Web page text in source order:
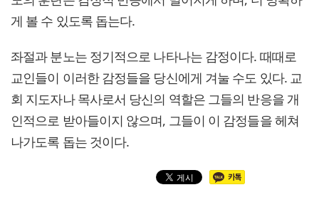
게 볼 수 있도록 돕는다.
좌절과 분노는 정기적으로 나타나는 감정이다. 때때로
교인들이 이러한 감정들을 당신에게 겨눌 수도 있다. 교
회 지도자나 목사로서 당신의 역할은 그들의 반응을 개
인적으로 받아들이지 않으며, 그들이 이 감정들을 헤쳐
나가도록 돕는 것이다.